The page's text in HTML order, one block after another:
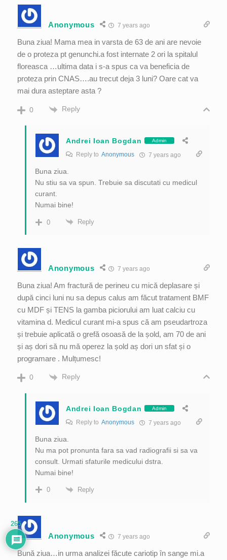
Anonymous 7 years ago
Buna ziua! Mama mea in varsta de 63 de ani are nevoie
de o proteza pt genunchi.a fost internate 2 ori la spitalul
floreasca …ultima data i s-a spus ca va beneficia de
proteza prin CNAS….au trecut deja 3 luni? Oare cat va
mai dura asteptare asta ?
0 Reply
Andrei Ioan Bogdan Admin
Reply to Anonymous 7 years ago
Buna ziua.
Nu stiu sa va spun. Trebuie sa discutati cu medicul
curant.
Numai bine!
0 Reply
Anonymous 7 years ago
Buna ziua! Am fractură de perineu cu mică deplasare și
după cinci luni nu sa depus calus am făcut tratament BMF
cu MDF și TENS la gamba piciorului am luat calciu cu
vitamina d. Medicul curant mi-a spus că am pseudartroza
și trebuie aplicată o grefă osoasă de la șold, am 70 de ani
și aș dori să nu mă operez la șold aș dori un sfat și o
programare . Mulțumesc!
0 Reply
Andrei Ioan Bogdan Admin
Reply to Anonymous 7 years ago
Buna ziua.
Nu ma pot pronunta fara sa vad radiografii si sa va
consult. Urmati sfaturile medicului dstra.
Numai bine!
0 Reply
Anonymous 7 years ago
Bună ziua…in urma analizei făcute cariotip în sange mi.a
265